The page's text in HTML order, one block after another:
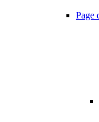
Page